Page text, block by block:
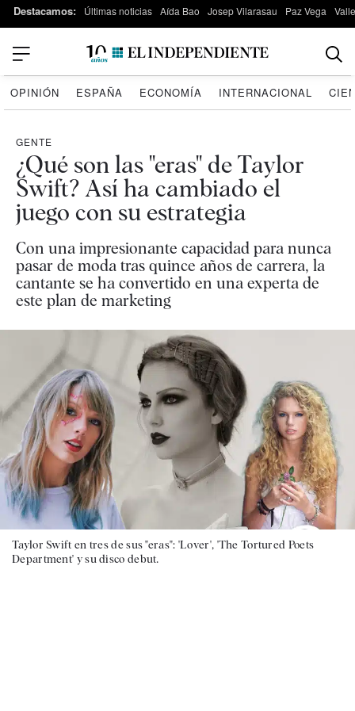
Destacamos: Últimas noticias Aída Bao Josep Vilarasau Paz Vega
OPINIÓN ESPAÑA ECONOMÍA INTERNACIONAL
GENTE
¿Qué son las "eras" de Taylor
Swift? Así ha cambiado el
juego con su estrategia
Con una impresionante capacidad para nunca
pasar de moda tras quince años de carrera, la
cantante se ha convertido en una experta de
este plan de marketing
Taylor Swift en tres de sus "eras": 'Lover', 'The Tortured Poets
Department' y su disco debut.